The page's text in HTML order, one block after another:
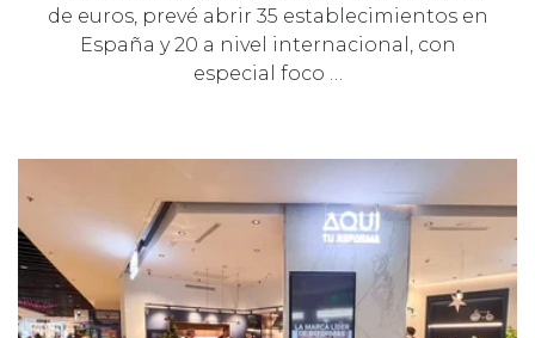
de euros, prevé abrir 35 establecimientos en
España y 20 a nivel internacional, con
especial foco …